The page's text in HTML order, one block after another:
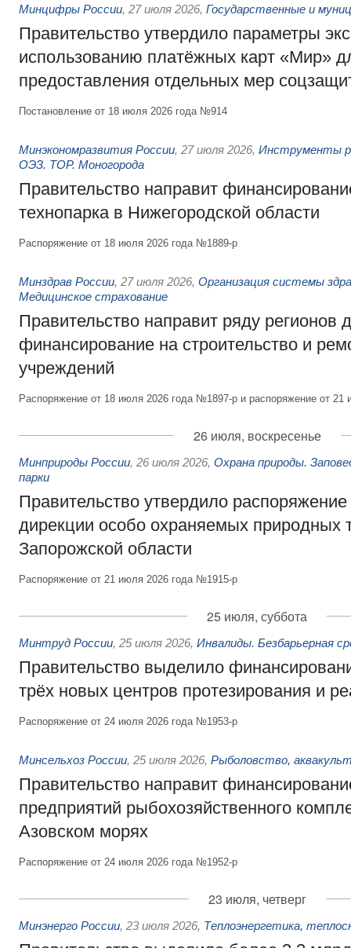
Минцифры России, 27 июля 2026, Государственные и
Правительство утвердило параметры
использованию платёжных карт «Мир»
предоставления отдельных мер
Постановление от 18 июля 2026 года №914
Минэкономразвития России, 27 июля 2026, Инструменты
ОЭЗ. ТОР. Моногорода
Правительство направит
технопарка в Нижегородской области
Распоряжение от 18 июля 2026 года №1889-р
Минздрав России, 27 июля 2026, Организация системы
Медицинское страхование
Правительство направит ряду регионов
финансирование на строительство и
учреждений
Распоряжение от 18 июля 2026 года №1897-р и распоряжение от
26 июля, воскресенье
Минприроды России, 26 июля 2026, Охрана природы.
парки
Правительство утвердило
дирекции особо охраняемых природных
Запорожской области
Распоряжение от 21 июля 2026 года №1915-р
25 июля, суббота
Минтруд России, 25 июля 2026, Инвалиды. Безбарьерная
Правительство выделило
трёх новых центров протезирования и
Распоряжение от 24 июля 2026 года №1953-р
Минсельхоз России, 25 июля 2026, Рыболовство,
Правительство направит
предприятий рыбохозяйственного
Азовском морях
Распоряжение от 24 июля 2026 года №1952-р
23 июля, четверг
Минэнерго России, 23 июля 2026, Теплоэнергетика,